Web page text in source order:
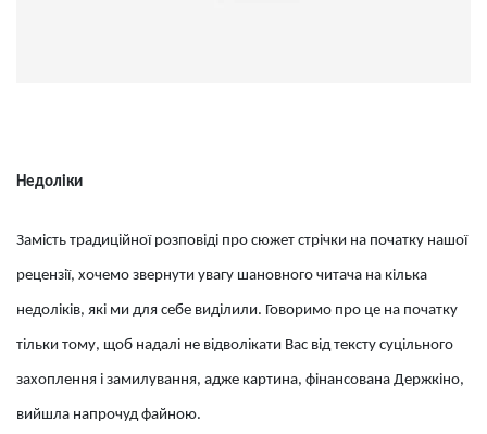
Недоліки
Замість традиційної розповіді про сюжет стрічки на початку нашої
рецензії, хочемо звернути увагу шановного читача на кілька
недоліків, які ми для себе виділили. Говоримо про це на початку
тільки тому, щоб надалі не відволікати Вас від тексту суцільного
захоплення і замилування, адже картина, фінансована Держкіно,
вийшла напрочуд файною.